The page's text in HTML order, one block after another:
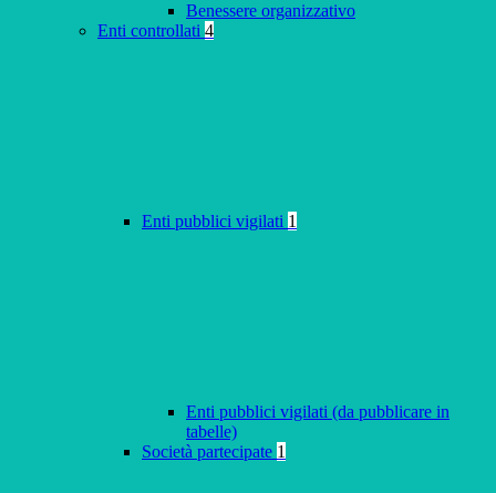
Benessere organizzativo
Enti controllati 4
Enti pubblici vigilati 1
Enti pubblici vigilati (da pubblicare in
tabelle)
Società partecipate 1